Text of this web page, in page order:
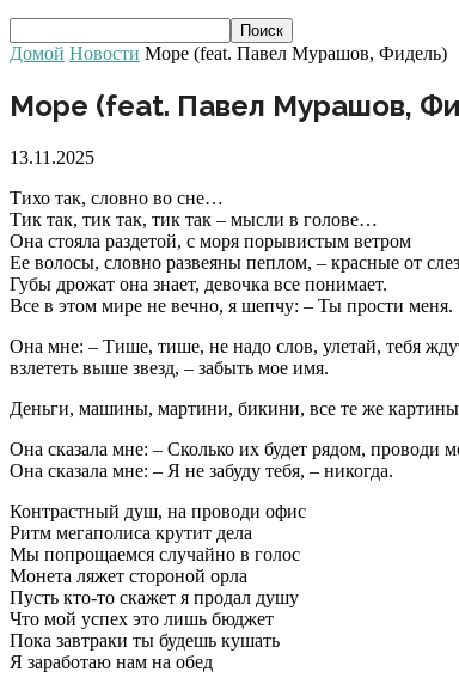
Домой Новости Море (feat. Павел Мурашов, Фидель)
Море (feat. Павел Мурашов,
13.11.2025
Тихо так, словно во сне…
Тик так, тик так, тик так – мысли в голове…
Она стояла раздетой, с моря порывистым ветром
Ее волосы, словно развеяны пеплом, – красные от слез
Губы дрожат она знает, девочка все понимает.
Все в этом мире не вечно, я шепчу: – Ты прости меня.
Она мне: – Тише, тише, не надо слов, улетай, тебя
взлететь выше звезд, – забыть мое имя.
Деньги, машины, мартини, бикини, все те же
Она сказала мне: – Сколько их будет рядом, проводи
Она сказала мне: – Я не забуду тебя, – никогда.
Контрастный душ, на проводи офис
Ритм мегаполиса крутит дела
Мы попрощаемся случайно в голос
Монета ляжет стороной орла
Пусть кто-то скажет я продал душу
Что мой успех это лишь бюджет
Пока завтраки ты будешь кушать
Я заработаю нам на обед